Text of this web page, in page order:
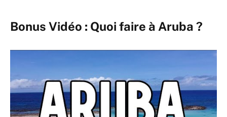
Bonus Vidéo : Quoi faire à Aruba ?